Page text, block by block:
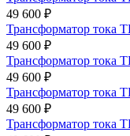
49 600 ₽
Трансформатор
49 600 ₽
Трансформатор тока
49 600 ₽
Трансформатор тока
49 600 ₽
Трансформатор тока